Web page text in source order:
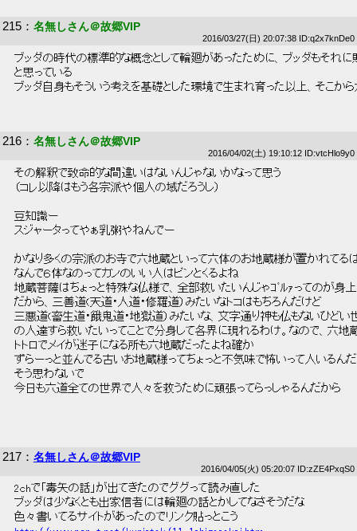
215 ： 名無しさん＠故郷VIP
2016/03/27(日) 20:07:38 ID:q2x7knDe0
ブッダの時代の標準的な概念として輪廻があったために、ブッダもそれ
と思っている
ブッダ自身もそういう考えを基礎とした環境で生まれ育った以上、そこか
216 ： 名無しさん＠故郷VIP
2016/04/02(土) 19:10:12 ID:vtcHlo9y0
その解釈で致命的な間違いはないんじゃないかなって思う
（コレ以降はもう各宗派や個人の域だろうし）
豆知識ー
スジャータってやぁ乳粥やねんでー
かなり多くの宗派のお寺で六地蔵といって六体のお地蔵様が置かれてる
なんで６体なのってカンのいい人はピンとくるよね
地蔵菩薩はちょっと特殊な仏様で、全部救いたいんじゃｺﾞﾙｧってのが身
だから、三善道(天道・人道・修羅道）みたいなトコはもちろんだけど
三悪道(畜生道・餓鬼道・地獄道）みたいな、文字通り神も仏もないひど
の人達すら救いたいってことで分身して各界に現れるわけ。なので、六地
トトロでメイが迷子になる所も六地蔵だったよね確か
ずらーっと並んでる古いお地蔵様ってちょっと不気味で怖いって人いるん
そう思わないで
今日も六道全ての世界で人々を救うために頑張ってらっしゃるんだから
217 ： 名無しさん＠故郷VIP
2016/04/05(火) 05:20:07 ID:zZE4PxqS0
2chで「毒矢の話」が出てきたのでググって読み直した
ブッダは少なくとも出家信者には輪廻の話とかしてなさそうだな
色々書いてるサイトがあったのでリンク貼っとこう